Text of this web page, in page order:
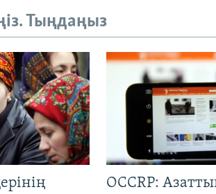
Тыңдаңыз
OCCRP: